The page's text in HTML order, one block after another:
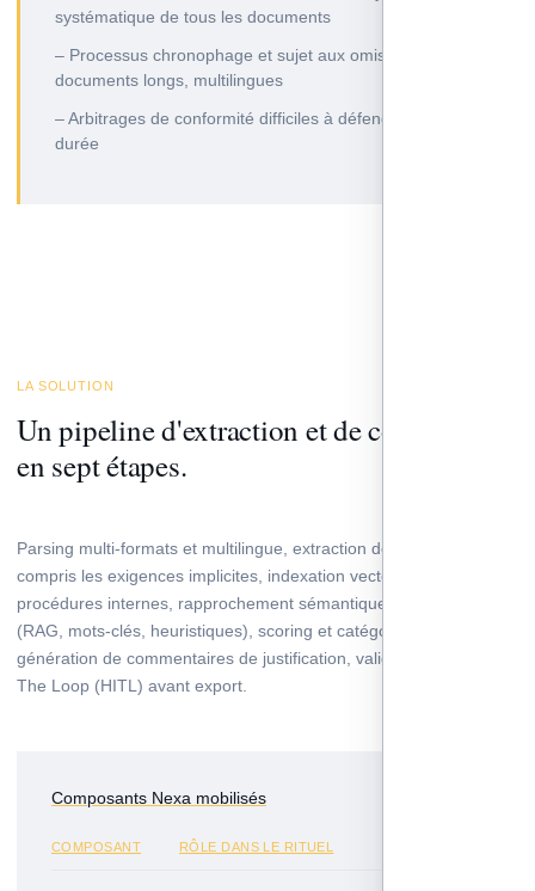
systématique de tous les documents
– Processus chronophage et sujet aux omissions,
documents longs, multilingues
– Arbitrages de conformité difficiles à défendre dans la
durée
LA SOLUTION
Un pipeline d'extraction et de conformité
en sept étapes.
Parsing multi-formats et multilingue, extraction des exigences, y
compris les exigences implicites, indexation vectorielle des
procédures internes, rapprochement sémantique multi-approches
(RAG, mots-clés, heuristiques), scoring et catégorisation,
génération de commentaires de justification, validation Human In
The Loop (HITL) avant export.
Composants Nexa mobilisés
COMPOSANT RÔLE DANS LE RITUEL